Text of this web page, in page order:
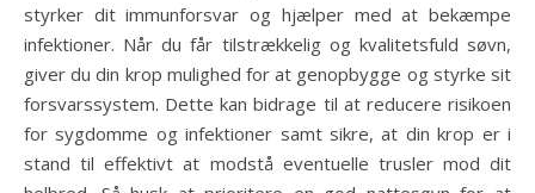
styrker dit immunforsvar og hjælper med at bekæmpe
infektioner. Når du får tilstrækkelig og kvalitetsfuld søvn,
giver du din krop mulighed for at genopbygge og styrke sit
forsvarssystem. Dette kan bidrage til at reducere risikoen
for sygdomme og infektioner samt sikre, at din krop er i
stand til effektivt at modstå eventuelle trusler mod dit